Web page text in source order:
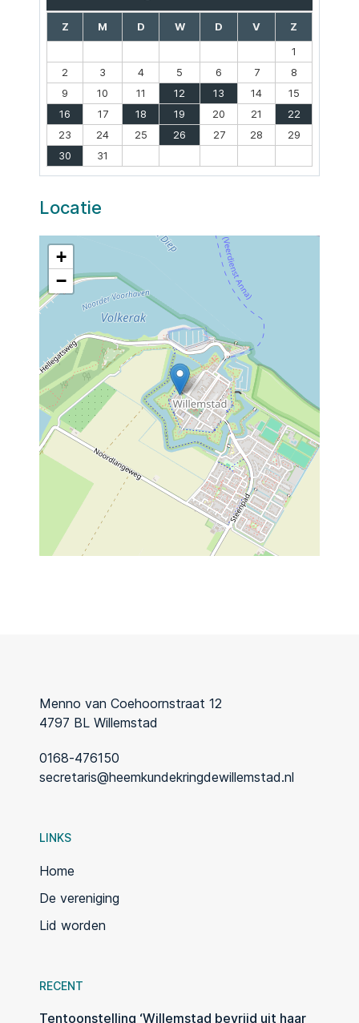
Z M D W D V
Z
1
2
3 4 5 6 7
8
9
10 11 12 13 14
15
16
17 18 19 20 21
22
23
24 25 26 27 28
29
30
31
Locatie
+
−
Menno van Coehoornstraat 12
4797 BL Willemstad
0168-476150
secretaris@heemkundekringdewillemstad.nl
LINKS
Home
De vereniging
Lid worden
RECENT
Tentoonstelling ‘Willemstad bevrijd uit haar